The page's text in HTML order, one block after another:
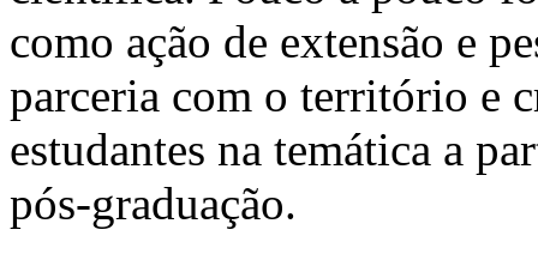
como ação de extensão e
parceria com o território e
estudantes na temática a
pós-graduação.